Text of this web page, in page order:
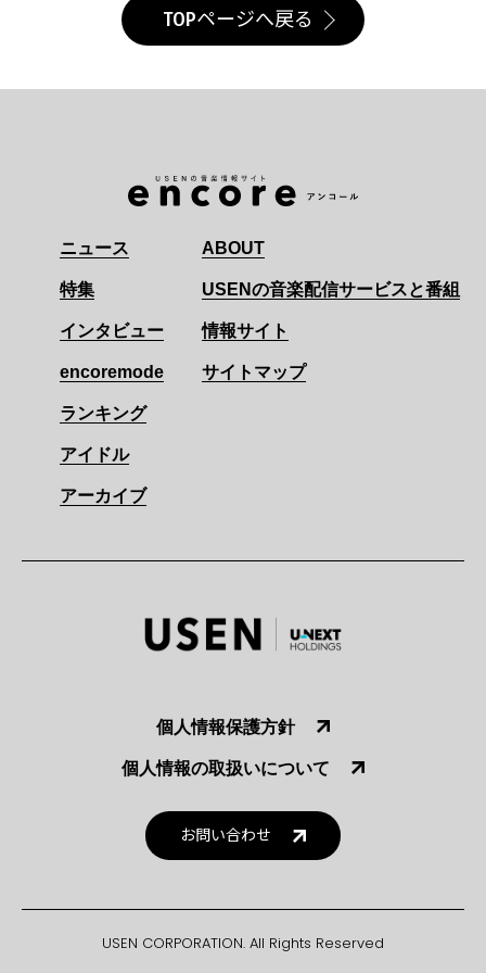
TOPページへ戻る
ニュース
特集
インタビュー
encoremode
ランキング
アイドル
アーカイブ
ABOUT
USENの音楽配信サービスと番組
情報サイト
サイトマップ
個人情報保護方針
個人情報の取扱いについて
お問い合わせ
USEN CORPORATION. All Rights Reserved